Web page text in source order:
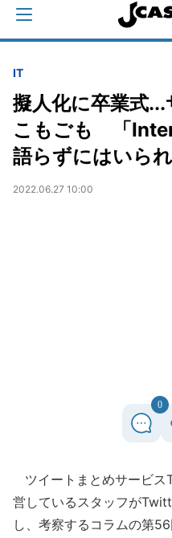
IT
擬人化に卒業式
こもごも 「
語らずにはいら
2022.06.27 10:00
0
ツイートまとめサービ
営しているスタッフが
し、考察するコラムの第